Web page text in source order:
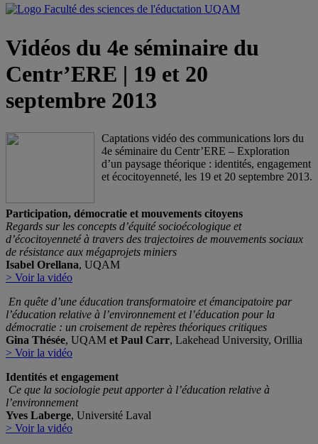
Vidéos du 4e séminaire du
Centr’ERE | 19 et 20
septembre 2013
Captations vidéo des communications lors du
4e séminaire du Centr’ERE – Exploration
d’un paysage théorique : identités, engagement
et écocitoyenneté, les 19 et 20 septembre 2013.
Participation, démocratie et mouvements citoyens
Regards sur les concepts d’équité socioécologique et
d’écocitoyenneté à travers des trajectoires de mouvements sociaux
de résistance aux mégaprojets miniers
Isabel Orellana, UQAM
> Voir la vidéo
En quête d’une éducation transformatoire et émancipatoire par
l’éducation relative à l’environnement et l’éducation pour la
démocratie : un croisement de repères théoriques critiques
Gina Thésée, UQAM et Paul Carr, Lakehead University, Orillia
> Voir la vidéo
Identités et engagement
Ce que la sociologie peut apporter à l’éducation relative à
l’environnement
Yves Laberge, Université Laval
> Voir la vidéo